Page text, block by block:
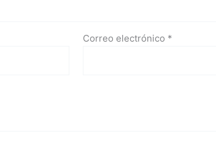
Correo electrónico *